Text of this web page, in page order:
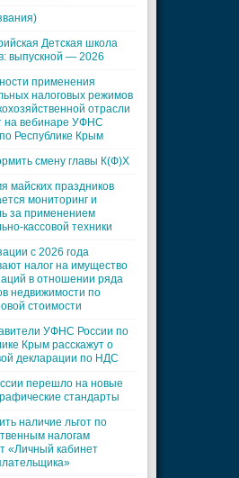
Детская школа
выпускной — 2026
применения
налоговых режимов
отрасли
на вебинаре УФНС
Республике Крым
смену главы К(Ф)Х
майских праздников
мониторинг и
за применением
кассовой техники
с 2026 года
налог на имущество
в отношении ряда
недвижимости по
стоимости
УФНС России по
Крым расскажут о
декларации по НДС
перешло на новые
стандарты
наличие льгот по
налогам
«Личный кабинет